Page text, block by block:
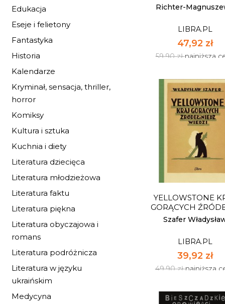
Edukacja
Eseje i felietony
Fantastyka
Historia
Kalendarze
Kryminał, sensacja, thriller,
horror
Komiksy
Kultura i sztuka
Kuchnia i diety
Literatura dziecięca
Literatura młodzieżowa
Literatura faktu
Literatura piękna
Literatura obyczajowa i
romans
Literatura podróżnicza
Literatura w języku
ukraińskim
Medycyna
Ilość:
DO KOSZYKA
Richter-
LIBRA.PL
47,92 zł
59,90 złnajniższa
PUSZCZA.
KARPACKICH
LIBRA.PL
47,92 zł
59,90 złnajniższa
Dostępnych: 34
Ilość:
DO KOSZYKA
YELLOWSTONE
GORĄCYCH
Szafer
LIBRA.PL
39,92 zł
49,90 złnajniższa